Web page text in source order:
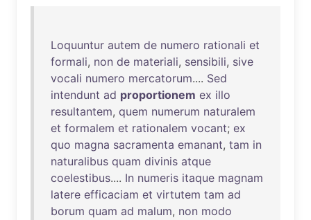
Loquuntur autem de numero rationali et
formali, non de materiali, sensibili, sive
vocali numero mercatorum.... Sed
intendunt ad proportionem ex illo
resultantem, quem numerum naturalem
et formalem et rationalem vocant; ex
quo magna sacramenta emanant, tam in
naturalibus quam divinis atque
coelestibus.... In numeris itaque magnam
latere efficaciam et virtutem tam ad
borum quam ad malum, non modo